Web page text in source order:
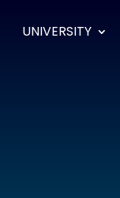
UNIVERSITY